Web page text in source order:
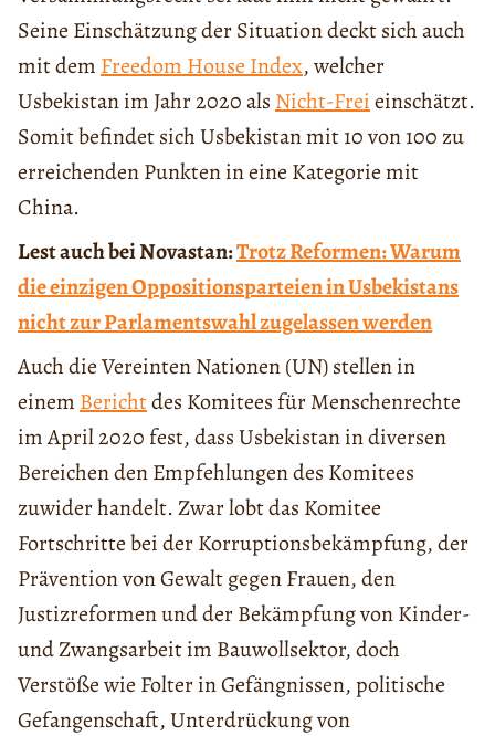
Seine Einschätzung der Situation deckt sich auch
mit dem Freedom House Index, welcher
Usbekistan im Jahr 2020 als Nicht-Freieinschätzt.
Somit befindet sich Usbekistan mit 10 von 100 zu
erreichenden Punkten in eine Kategorie mit
China.
Lest auch bei Novastan:Trotz Reformen: Warum
die einzigen Oppositionsparteien in Usbekistans
nicht zur Parlamentswahl zugelassen werden
Auch die Vereinten Nationen (UN) stellen in
einem Berichtdes Komitees für Menschenrechte
im April 2020 fest, dass Usbekistan in diversen
Bereichen den Empfehlungen des Komitees
zuwider handelt. Zwar lobt das Komitee
Fortschritte bei der Korruptionsbekämpfung, der
Prävention von Gewalt gegen Frauen, den
Justizreformen und der Bekämpfung von Kinder-
und Zwangsarbeit im Bauwollsektor, doch
Verstöße wie Folter in Gefängnissen, politische
Gefangenschaft, Unterdrückung von